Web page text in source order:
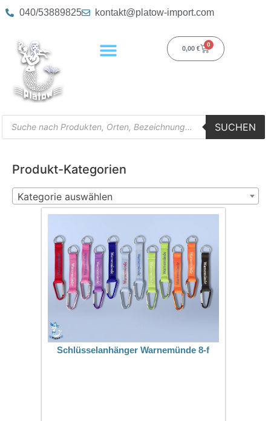
040/53889825 kontakt@platow-import.com
0,00 €
0
SUCHEN
Produkt-Kategorien
Kategorie auswählen
Schlüsselanhänger Warnemünde 8-f